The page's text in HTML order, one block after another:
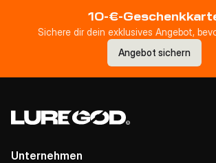
10-€-
Sichere dir dein exklusives Angebot,
Angebot sichern
Unternehmen